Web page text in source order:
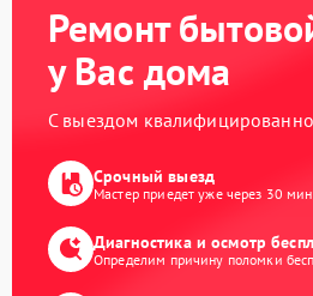
Ремонт
у Вас дома
С выездом
Срочный выезд
Мастер приедет уже через 30
Диагностика и осмотр
Определим причину поломки